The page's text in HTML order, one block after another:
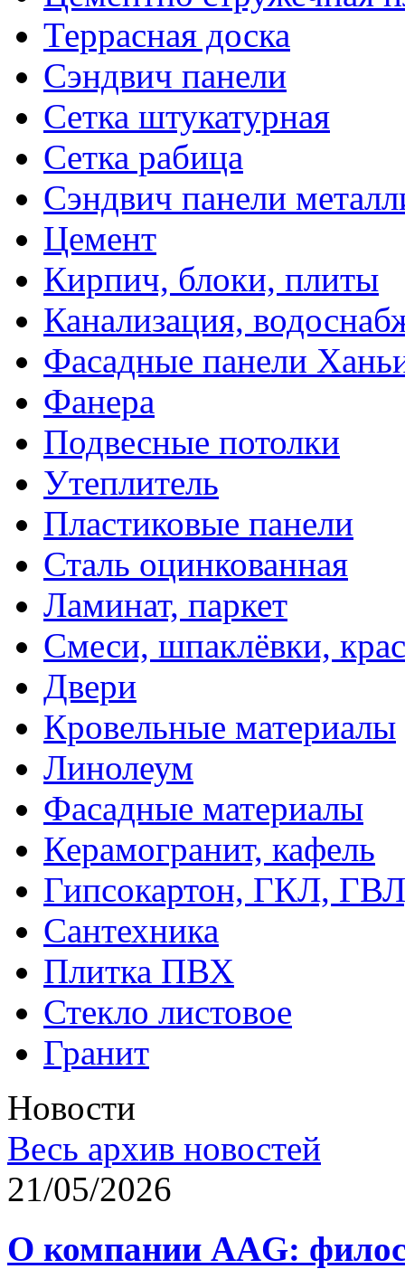
Террасная доска
Сэндвич панели
Сетка штукатурная
Сетка рабица
Сэндвич панели
Цемент
Кирпич, блоки, плиты
Канализация,
Фасадные панели
Фанера
Подвесные потолки
Утеплитель
Пластиковые панели
Сталь оцинкованная
Ламинат, паркет
Смеси, шпаклёвки,
Двери
Кровельные материалы
Линолеум
Фасадные материалы
Керамогранит, кафель
Гипсокартон, ГКЛ,
Сантехника
Плитка ПВХ
Стекло листовое
Гранит
Новости
Весь архив новостей
21/05/2026
О компании AAG: